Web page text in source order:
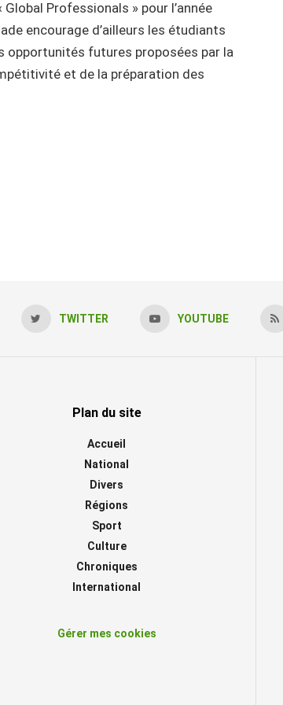
Professionals » pour l’année
encourage d’ailleurs les étudiants
opportunités futures proposées par la
et de la préparation des
TWITTER YOUTUBE
Plan du site
Accueil
National
Divers
Régions
Sport
Culture
Chroniques
International
Gérer mes cookies